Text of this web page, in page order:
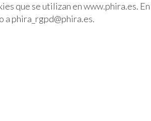
que se utilizan en www.phira.es. En
a phira_rgpd@phira.es.